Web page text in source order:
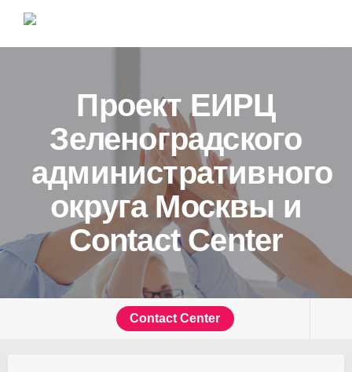
Проект ЕИРЦ
Зеленоградского
административного
округа Москвы и
Contact Center
Contact Center